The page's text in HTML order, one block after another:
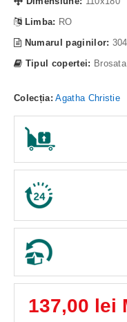
Limba: RO
Numarul paginilor: 304
Tipul copertei: Brosata
Colecția: Agatha Christie
137,00 lei